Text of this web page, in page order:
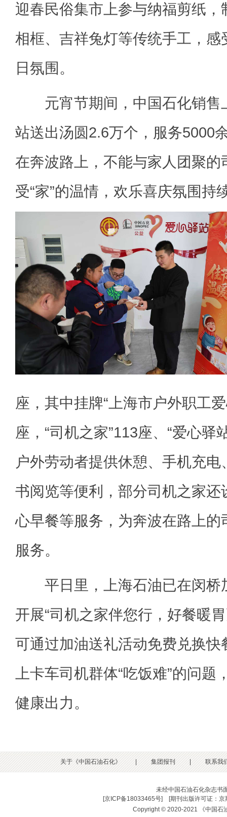
迎春民俗集市上参与纳福剪纸
相框、吉祥兔灯等传统手工，感
日氛围。
元宵节期间，中国石化销售
站送出汤圆2.6万个，服务5000
在奔波路上，不能与家人团聚的
受“家”的温情，欢乐喜庆氛围持
座，其中挂牌“上海市户外职工
座，“司机之家”113座、“爱心驿
户外劳动者提供休憩、手机充
书阅览等便利，部分司机之家还
心早餐等服务，为奔波在路上的
服务。
平日里，上海石油已在闵桥
开展“司机之家伴您行，好餐暖
可通过加油送礼活动免费兑换快
上卡车司机群体“吃饭难”的问
健康出力。
关于《中国石油石化》 | 集团报刊 | 联系我
未经中国石油石化杂志书
[京ICP备18033465号] [期刊出版许可证：
Copyright © 2020-2021 《中国石